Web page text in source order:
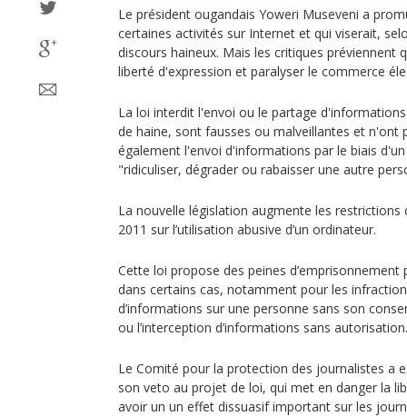
Le président ougandais Yoweri Museveni a
certaines activités sur Internet et qui viserait,
discours haineux. Mais les critiques préviennent
liberté d'expression et paralyser le commerce
La loi interdit l'envoi ou le partage
de haine, sont fausses ou malveillantes et n'ont
également l'envoi d'informations par le biais
"ridiculiser, dégrader ou rabaisser une autre
La nouvelle législation augmente les
2011 sur l’utilisation abusive d’un ordinateur.
Cette loi propose des peines d’emprisonnement
dans certains cas, notamment pour les
d’informations sur une personne sans son
ou l’interception d’informations sans autorisation.
Le Comité pour la protection des journalistes a
son veto au projet de loi, qui met en danger la
avoir un un effet dissuasif important sur les